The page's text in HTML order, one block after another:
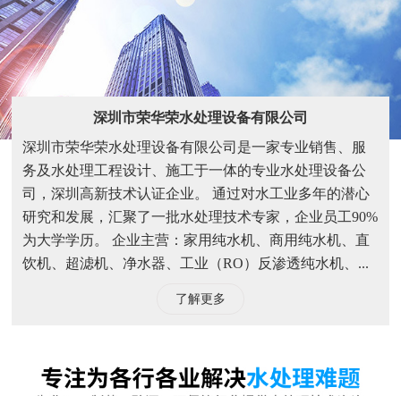
研究和发展，汇聚了一批水处理技术专家，企业员工90%
为大学学历。 企业主营：家用纯水机、商用纯水机、直
饮机、超滤机、净水器、工业（RO）反渗透纯水机、...